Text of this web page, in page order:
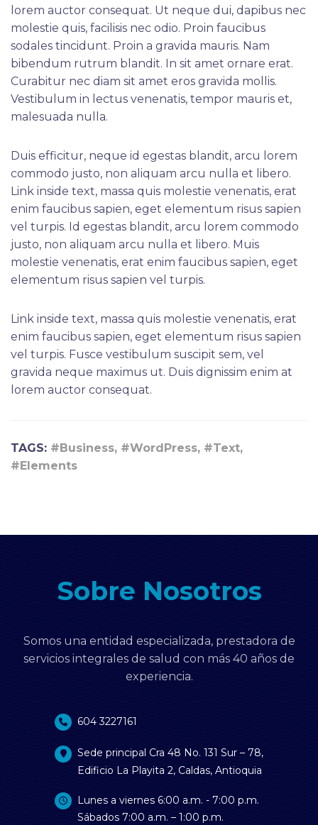
lorem auctor consequat. Ut neque dui, dapibus nec
molestie quis, facilisis nec odio. Proin faucibus
sodales tincidunt. Proin a gravida mauris. Nam
bibendum rutrum blandit. In sit amet ornare erat.
Curabitur nec diam sit amet eros gravida mollis.
Vestibulum in lectus venenatis, tempor mauris et,
malesuada nulla.
Duis efficitur, neque id egestas blandit, arcu lorem
commodo justo, non aliquam arcu nulla et libero.
Link inside text, massa quis molestie venenatis, erat
enim faucibus sapien, eget elementum risus sapien
vel turpis. Id egestas blandit, arcu lorem commodo
justo, non aliquam arcu nulla et libero. Muis
molestie venenatis, erat enim faucibus sapien, eget
elementum risus sapien vel turpis.
Link inside text, massa quis molestie venenatis, erat
enim faucibus sapien, eget elementum risus sapien
vel turpis. Fusce vestibulum suscipit sem, vel
gravida neque maximus ut. Duis dignissim enim at
lorem auctor consequat.
TAGS: #Business, #WordPress, #Text,
#Elements
Sobre Nosotros
Somos una entidad especializada, prestadora de
servicios integrales de salud con más 40 años de
experiencia.
604 3227161
Sede principal Cra 48 No. 131 Sur – 78,
Edificio La Playita 2, Caldas, Antioquia
Lunes a viernes 6:00 a.m. - 7:00 p.m.
Sábados 7:00 a.m. – 1:00 p.m.